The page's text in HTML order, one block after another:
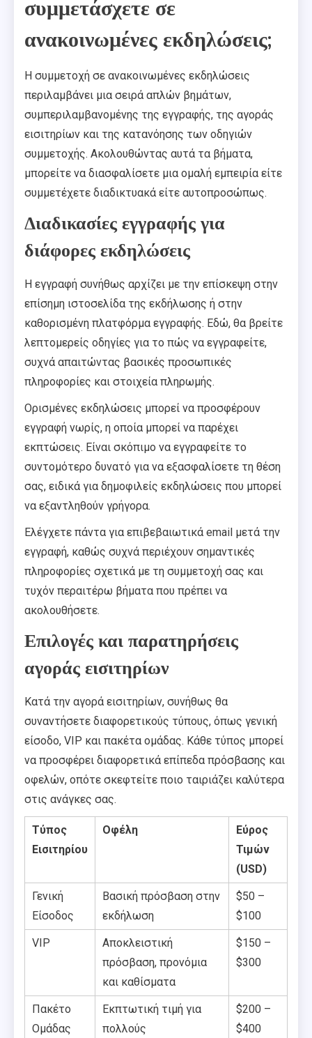
συμμετάσχετε σε
ανακοινωμένες εκδηλώσεις;
Η συμμετοχή σε ανακοινωμένες εκδηλώσεις
περιλαμβάνει μια σειρά απλών βημάτων,
συμπεριλαμβανομένης της εγγραφής, της αγοράς
εισιτηρίων και της κατανόησης των οδηγιών
συμμετοχής. Ακολουθώντας αυτά τα βήματα,
μπορείτε να διασφαλίσετε μια ομαλή εμπειρία είτε
συμμετέχετε διαδικτυακά είτε αυτοπροσώπως.
Διαδικασίες εγγραφής για
διάφορες εκδηλώσεις
Η εγγραφή συνήθως αρχίζει με την επίσκεψη στην
επίσημη ιστοσελίδα της εκδήλωσης ή στην
καθορισμένη πλατφόρμα εγγραφής. Εδώ, θα βρείτε
λεπτομερείς οδηγίες για το πώς να εγγραφείτε,
συχνά απαιτώντας βασικές προσωπικές
πληροφορίες και στοιχεία πληρωμής.
Ορισμένες εκδηλώσεις μπορεί να προσφέρουν
εγγραφή νωρίς, η οποία μπορεί να παρέχει
εκπτώσεις. Είναι σκόπιμο να εγγραφείτε το
συντομότερο δυνατό για να εξασφαλίσετε τη θέση
σας, ειδικά για δημοφιλείς εκδηλώσεις που μπορεί
να εξαντληθούν γρήγορα.
Ελέγχετε πάντα για επιβεβαιωτικά email μετά την
εγγραφή, καθώς συχνά περιέχουν σημαντικές
πληροφορίες σχετικά με τη συμμετοχή σας και
τυχόν περαιτέρω βήματα που πρέπει να
ακολουθήσετε.
Επιλογές και παρατηρήσεις
αγοράς εισιτηρίων
Κατά την αγορά εισιτηρίων, συνήθως θα
συναντήσετε διαφορετικούς τύπους, όπως γενική
είσοδο, VIP και πακέτα ομάδας. Κάθε τύπος μπορεί
να προσφέρει διαφορετικά επίπεδα πρόσβασης και
οφελών, οπότε σκεφτείτε ποιο ταιριάζει καλύτερα
στις ανάγκες σας.
Τύπος
Εισιτηρίου
Οφέλη
Εύρος
Τιμών
(USD)
Γενική
Είσοδος
Βασική πρόσβαση στην
εκδήλωση
$50 –
$100
VIP
Αποκλειστική
πρόσβαση, προνόμια
και καθίσματα
$150 –
$300
Πακέτο
Ομάδας
Εκπτωτική τιμή για
πολλούς
$200 –
$400